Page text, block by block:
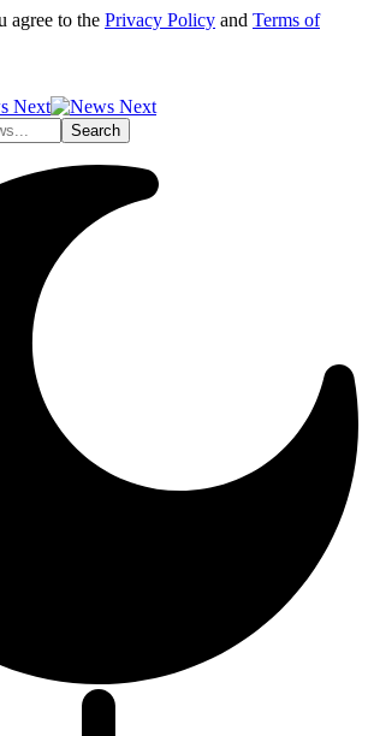
agree to the Privacy Policy and Terms of